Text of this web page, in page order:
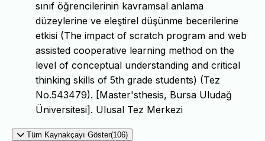
sınıf öğrencilerinin kavramsal anlama
düzeylerine ve eleştirel düşünme becerilerine
etkisi (The impact of scratch program and web
assisted cooperative learning method on the
level of conceptual understanding and critical
thinking skills of 5th grade students) (Tez
No.543479). [Master'sthesis, Bursa Uludağ
Üniversitesi]. Ulusal Tez Merkezi
Tüm Kaynakçayı Göster(106)